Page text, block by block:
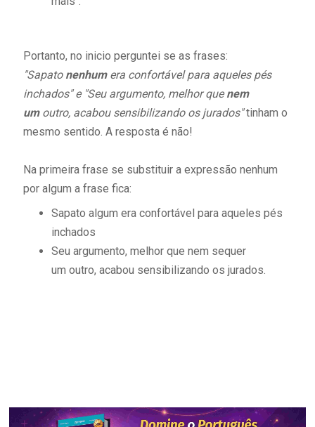
Portanto, no inicio perguntei se as frases:
"Sapato nenhumera confortável para aqueles pés
inchados" e "Seu argumento, melhor quenem
umoutro, acabou sensibilizando os jurados"tinham o
mesmo sentido. A resposta é não!
Na primeira frase se substituir a expressão nenhum
por algum a frase fica:
Sapato algum era confortável para aqueles pés
inchados
Seu argumento, melhor que nem sequer
um outro, acabou sensibilizando os jurados.